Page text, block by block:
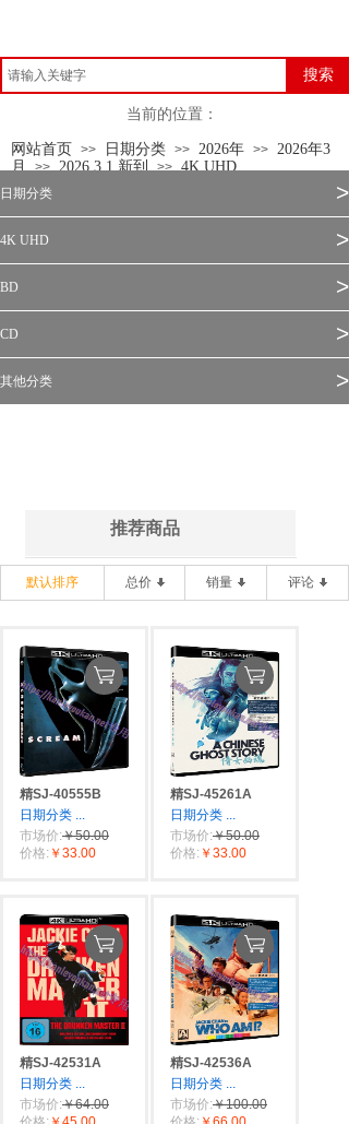
搜索
当前的位置：
网站首页 >> 日期分类 >> 2026年 >> 2026年3
月 >> 2026.3.1 新到 >> 4K UHD
日期分类 >
4K UHD >
BD >
CD >
其他分类 >
推荐商品
默认排序 总价 销量 评论
精SJ-40555B
日期分类 ...
市场价:￥50.00
价格: ￥33.00
精SJ-45261A
日期分类 ...
市场价:￥50.00
价格: ￥33.00
精SJ-42531A
日期分类 ...
市场价:￥64.00
精SJ-42536A
日期分类 ...
市场价:￥100.00